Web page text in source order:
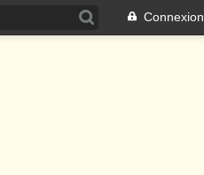
Connexion